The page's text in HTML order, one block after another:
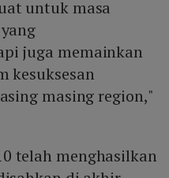
untuk masa
juga memainkan
kesuksesan
masing region,"
telah menghasilkan